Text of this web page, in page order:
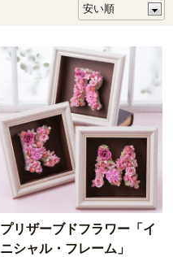
プリザーブドフラワー「イ
ニシャル・フレーム」